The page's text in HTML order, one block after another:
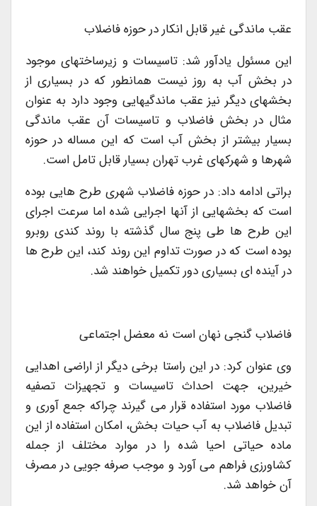
عقب ماندگی غیر قابل انکار در حوزه فاضلاب
این مسئول یادآور شد: تاسیسات و زیرساختهای موجود
در بخش آب به روز نیست همانطور که در بسیاری از
بخشهای دیگر نیز عقب ماندگیهایی وجود دارد به عنوان
مثال در بخش فاضلاب و تاسیسات آن عقب ماندگی
بسیار بیشتر از بخش آب است که این مساله در حوزه
شهرها و شهرکهای غرب تهران بسیار قابل تامل است.
براتی ادامه داد: در حوزه فاضلاب شهری طرح هایی بوده
است که بخشهایی از آنها اجرایی شده اما سرعت اجرای
این طرح ها طی پنج سال گذشته با روند کندی روبرو
بوده است که در صورت تداوم این روند کند، این طرح ها
در آینده ای بسیاری دور تکمیل خواهند شد.
فاضلاب گنجی نهان است نه معضل اجتماعی
وی عنوان کرد: در این راستا برخی دیگر از اراضی اهدایی
خیرین، جهت احداث تاسیسات و تجهیزات تصفیه
فاضلاب مورد استفاده قرار می گیرند چراکه جمع آوری و
تبدیل فاضلاب به آب حیات بخش، امکان استفاده از این
ماده حیاتی احیا شده را در موارد مختلف از جمله
کشاورزی فراهم می آورد و موجب صرفه جویی در مصرف
آن خواهد شد.